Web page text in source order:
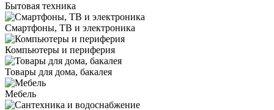
Бытовая техника
Смартфоны, ТВ и электроника
Компьютеры и периферия
Товары для дома, бакалея
Мебель